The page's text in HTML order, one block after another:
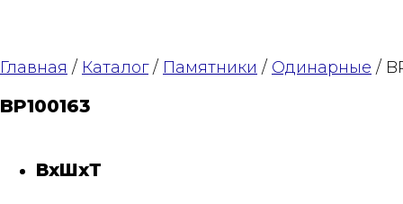
Главная / Каталог/ Памятники / Одинарные /
BP100163
ВхШхТ